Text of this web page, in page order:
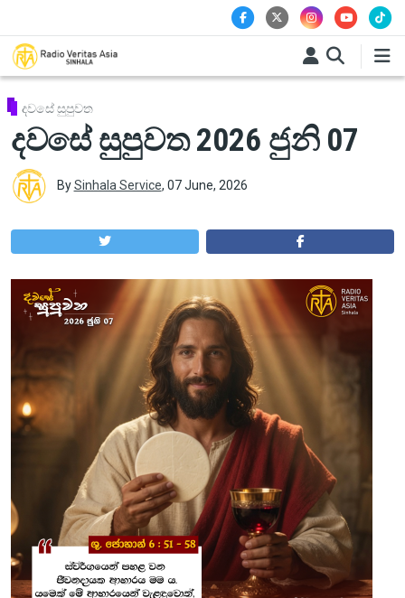
දවසේ සුපුවත
දවසේ සුපුවත 2026 ජුනි 07
BySinhala Service, 07 June, 2026